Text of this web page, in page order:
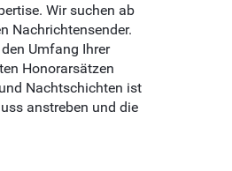
Wir suchen ab
Nachrichtensender.
Umfang Ihrer
Honorarsätzen
Nachtschichten ist
anstreben und die